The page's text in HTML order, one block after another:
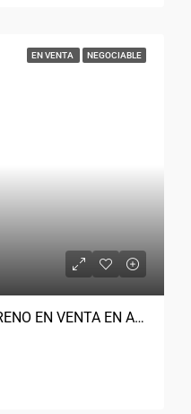
EN VENTA NEGOCIABLE
$ 190.000 HERMOSO TERRENO EN VENTA EN AZUAY, SANTA ANA